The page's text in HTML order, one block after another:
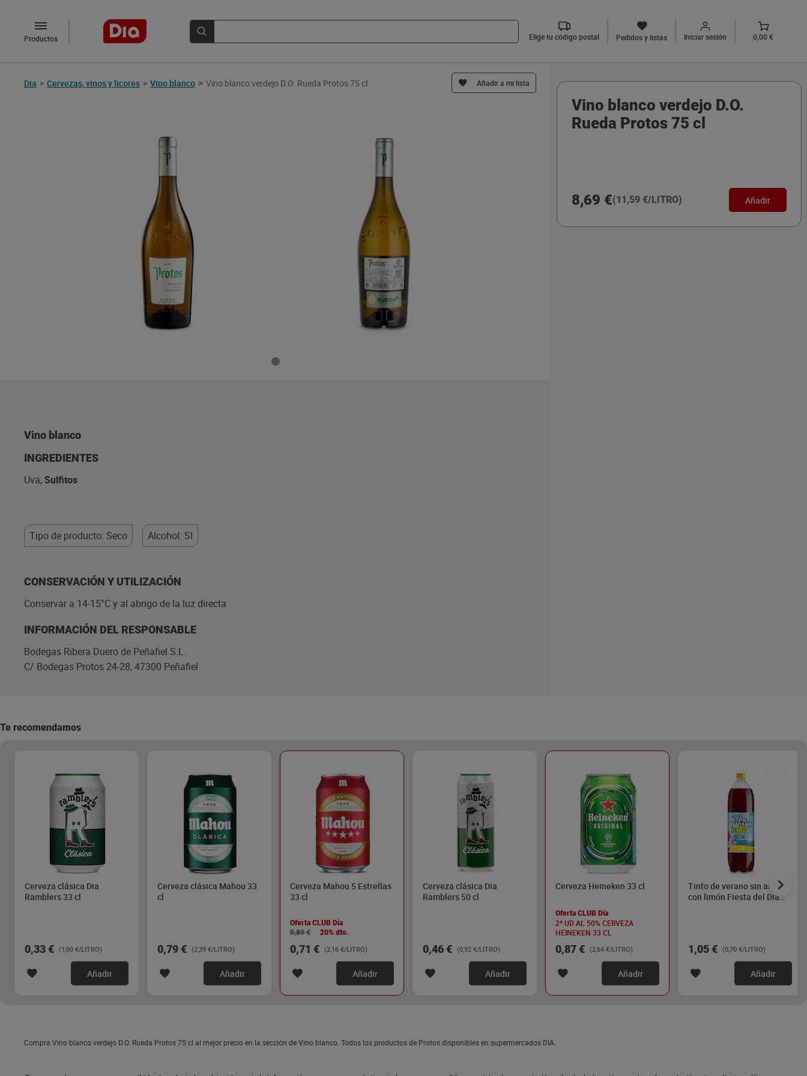
Productos Elige tu código postal Pedidos y listas Iniciar sesión 0,00 €
Dia > Cervezas, vinos y licores > Vino blanco > Vino blanco verdejo D.O. Rueda Protos 75 cl Añadir a mi lista
Vino blanco
INGREDIENTES
Uva,Sulfitos
Tipo de producto: Seco Alcohol: SI
CONSERVACIÓN Y UTILIZACIÓN
Conservar a 14-15°C y al abrigo de la luz directa
INFORMACIÓN DEL RESPONSABLE
Bodegas Ribera Duero de Peñafiel S.L.
C/ Bodegas Protos 24-28, 47300 Peñafiel
Vino blanco verdejo D.O.
Rueda Protos 75 cl
8,69 €(11,59 €/LITRO) Añadir
Te recomendamos
Cerveza clásica Dia
Ramblers 33 cl
0,33 € (1,00 €/LITRO)
Añadir
Cerveza clásica Mahou 33
cl
0,79 € (2,39 €/LITRO)
Añadir
Cerveza Mahou 5 Estrellas
33 cl
Oferta CLUB Dia
0,89 €
20% dto.
0,71 € (2,16 €/LITRO)
Añadir
Cerveza clásica Dia
Ramblers 50 cl
0,46 € (0,92 €/LITRO)
Añadir
Cerveza Heineken 33 cl
Oferta CLUB Dia
2ª UD AL 50% CERVEZA
HEINEKEN 33 CL
0,87 € (2,64 €/LITRO)
Añadir
Tinto de verano sin alcohol
con limón Fiesta del Dia
1,05 € (0,70 €/LITRO)
Añadir
Compra Vino blanco verdejo D.O. Rueda Protos 75 cl al mejor precio en la sección de Vino blanco. Todos los productos de Protos disponibles en supermercados DIA.